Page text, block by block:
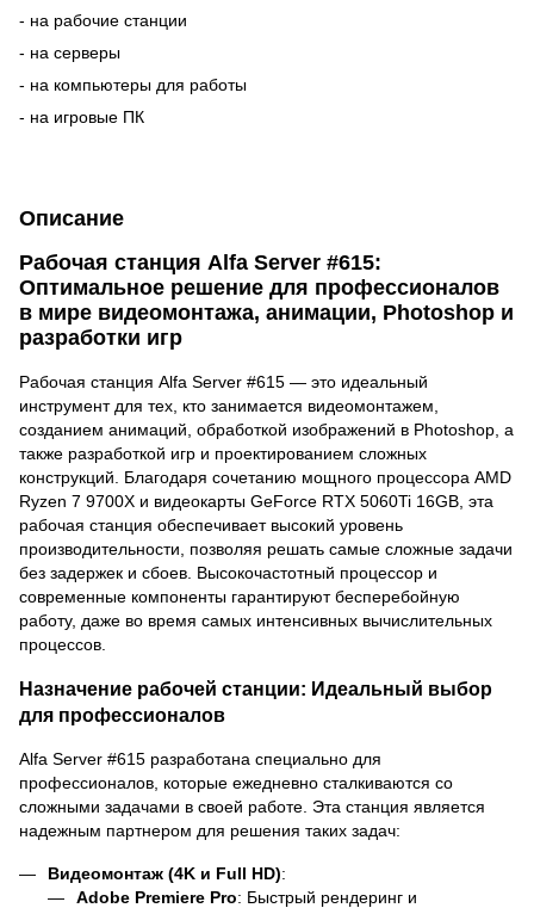
- на рабочие станции
- на серверы
- на компьютеры для работы
- на игровые ПК
Описание
Рабочая станция Alfa Server #615:
Оптимальное решение для профессионалов
в мире видеомонтажа, анимации, Photoshop и
разработки игр
Рабочая станция Alfa Server #615 — это идеальный
инструмент для тех, кто занимается видеомонтажем,
созданием анимаций, обработкой изображений в Photoshop, а
также разработкой игр и проектированием сложных
конструкций. Благодаря сочетанию мощного процессора AMD
Ryzen 7 9700X и видеокарты GeForce RTX 5060Ti 16GB, эта
рабочая станция обеспечивает высокий уровень
производительности, позволяя решать самые сложные задачи
без задержек и сбоев. Высокочастотный процессор и
современные компоненты гарантируют бесперебойную
работу, даже во время самых интенсивных вычислительных
процессов.
Назначение рабочей станции: Идеальный выбор
для профессионалов
Alfa Server #615 разработана специально для
профессионалов, которые ежедневно сталкиваются со
сложными задачами в своей работе. Эта станция является
надежным партнером для решения таких задач:
Видеомонтаж (4K и Full HD):
Adobe Premiere Pro: Быстрый рендеринг и